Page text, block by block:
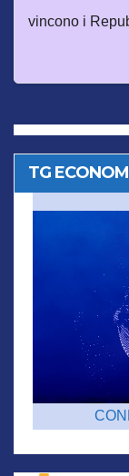
vincono i
TG